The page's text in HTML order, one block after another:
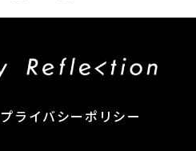
プライバシーポリシー